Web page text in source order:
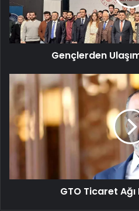
Gençlerden
GTO
Ticaret
Hayata
Geçti
GTO Ticaret